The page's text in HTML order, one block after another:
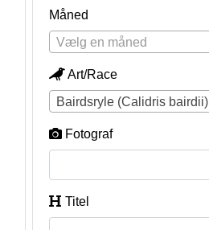
Måned
Vælg en måned
Art/Race
Bairdsryle (Calidris bairdii)
Fotograf
Titel